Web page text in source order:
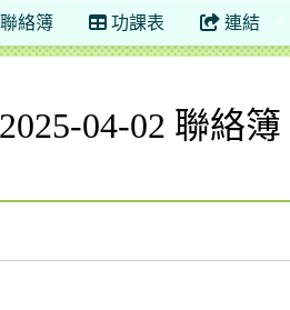
聯絡簿 功課表 連結
年七班
04-02 聯絡簿